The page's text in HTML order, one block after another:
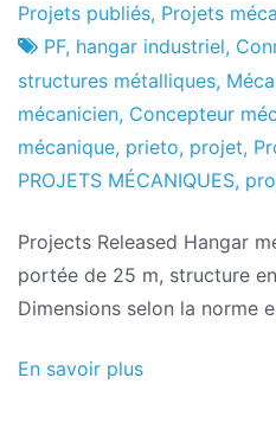
de
projets
de
janvier
de
2020
Projets publiés, Projets
PF, hangar industriel,
structures métalliques,
mécanicien, Concepteur
mécanique, prieto, projet,
PROJETS MÉCANIQUES,
Projects Released Hangar
portée de 25 m, structure
Dimensions selon la norme
En savoir plus